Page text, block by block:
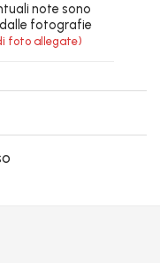
note sono
fotografie
foto allegate)